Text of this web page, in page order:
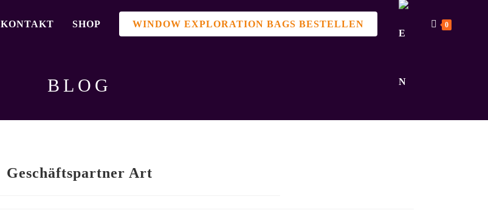
KONTAKT SHOP WINDOW EXPLORATION BAGS BESTELLEN 0
BLOG
Geschäftspartner Art